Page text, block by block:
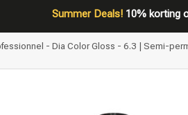
Summer Deals!10% korting
- Dia Color Gloss - 6.3 | Semi-